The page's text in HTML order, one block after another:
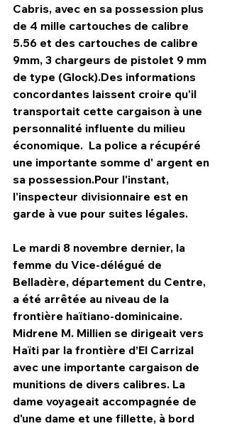
Cabris, avec en sa possession plus
de 4 mille cartouches de calibre
5.56 et des cartouches de calibre
9mm, 3 chargeurs de pistolet 9 mm
de type (Glock).Des informations
concordantes laissent croire qu'il
transportait cette cargaison à une
personnalité influente du milieu
économique.  La police a récupéré
une importante somme d' argent en
sa possession.Pour l'instant,
l'inspecteur divisionnaire est en
garde à vue pour suites légales.
Le mardi 8 novembre dernier, la
femme du Vice-délégué de
Belladère, département du Centre,
a été arrêtée au niveau de la
frontière haïtiano-dominicaine.
Midrene M. Millien se dirigeait vers
Haïti par la frontière d’El Carrizal
avec une importante cargaison de
munitions de divers calibres. La
dame voyageait accompagnée de
d'une dame et une fillette, à bord